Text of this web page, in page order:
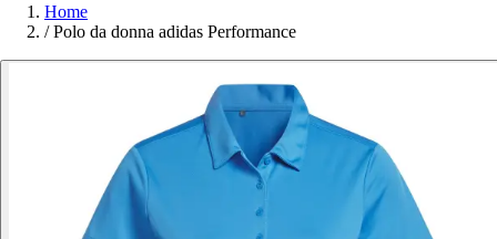
Home
/ Polo da donna adidas Performance